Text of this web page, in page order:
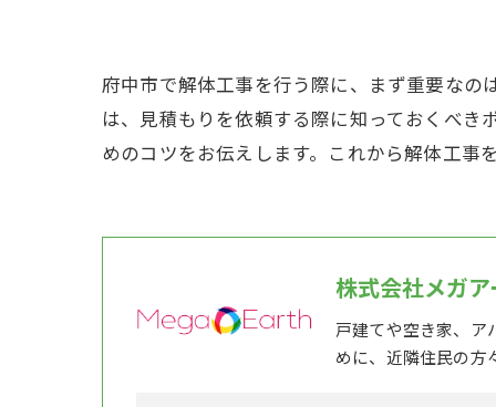
府中市で解体工事を行う際に、まず重要なの
は、見積もりを依頼する際に知っておくべ
めのコツをお伝えします。これから解体工事
株式会社メガア
戸建てや空き家、ア
めに、近隣住民の方